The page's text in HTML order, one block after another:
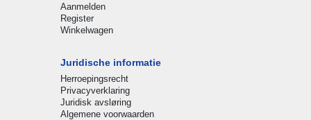
Aanmelden
Register
Winkelwagen
Juridische informatie
Herroepingsrecht
Privacyverklaring
Juridisk avsløring
Algemene voorwaarden